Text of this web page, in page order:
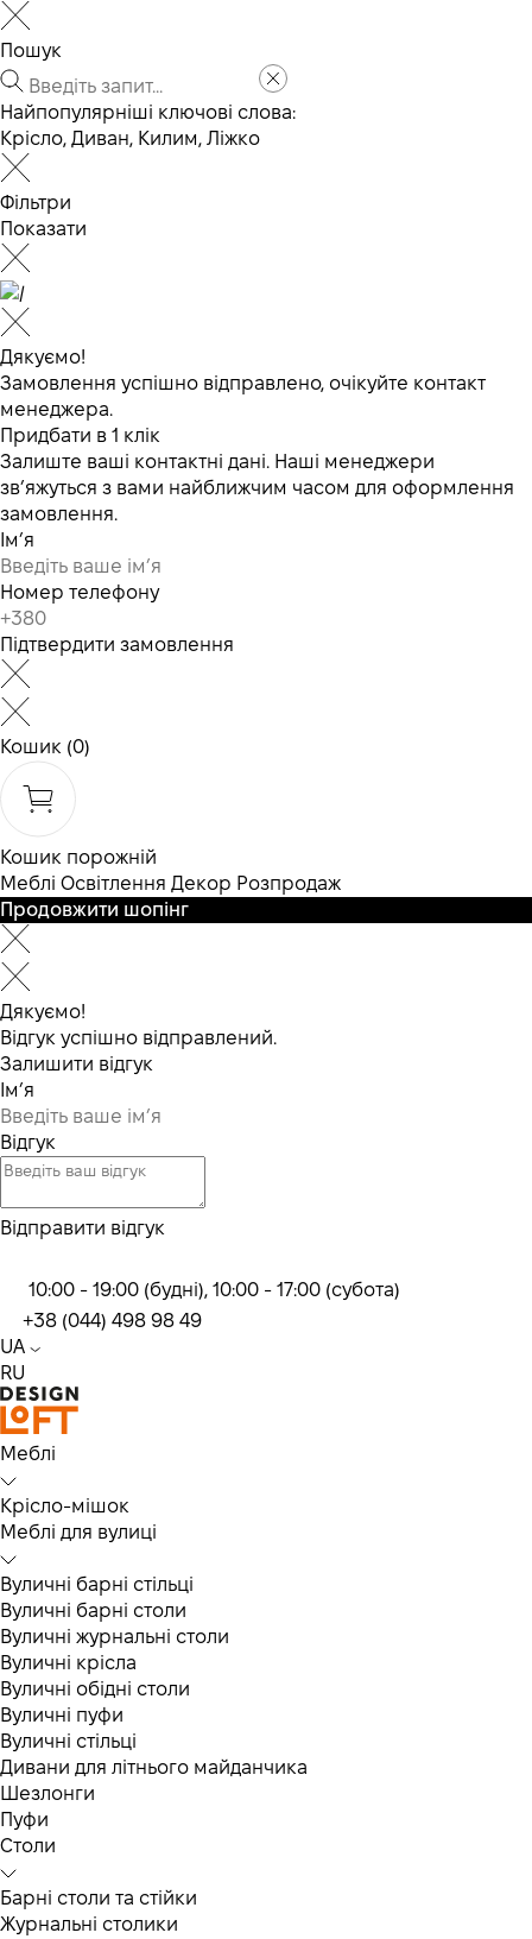
Пошук
Найпопулярніші ключові слова:
Крісло, Диван, Килим, Ліжко
Фільтри
Показати
Дякуємо!
Замовлення успішно відправлено, очікуйте контакт
менеджера.
Придбати в 1 клік
Залиште ваші контактні дані. Наші менеджери
зв’яжуться з вами найближчим часом для оформлення
замовлення.
Ім’я
Номер телефону
Підтвердити замовлення
Кошик (0)
Кошик порожній
Меблі Освітлення Декор Розпродаж
Продовжити шопінг
Дякуємо!
Відгук успішно відправлений.
Залишити відгук
Ім’я
Відгук
Відправити відгук
10:00 - 19:00 (будні), 10:00 - 17:00 (субота)
+38 (044) 498 98 49
UA
RU
Меблі
Крісло-мішок
Меблі для вулиці
Вуличні барні стільці
Вуличні барні столи
Вуличні журнальні столи
Вуличні крісла
Вуличні обідні столи
Вуличні пуфи
Вуличні стільці
Дивани для літнього майданчика
Шезлонги
Пуфи
Столи
Барні столи та стійки
Журнальні столики